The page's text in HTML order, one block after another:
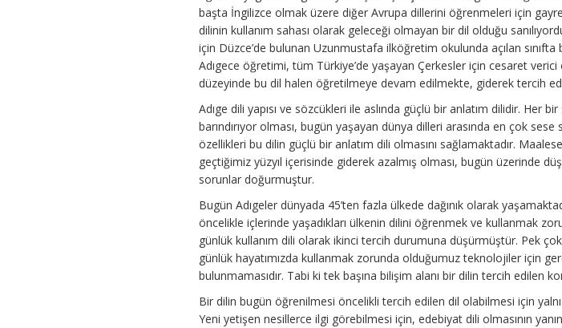
başta İngilizce olmak üzere diğer Avrupa dillerini öğrenmeleri için
dilinin kullanım sahası olarak geleceği olmayan bir dil olduğu
için Düzce’de bulunan Uzunmustafa ilköğretim okulunda açılan
Adıgece öğretimi, tüm Türkiye’de yaşayan Çerkesler için cesaret
düzeyinde bu dil halen öğretilmeye devam edilmekte, giderek tercih
Adıge dili yapısı ve sözcükleri ile aslında güçlü bir anlatım dilidir. Her
barındırıyor olması, bugün yaşayan dünya dilleri arasında en çok
özellikleri bu dilin güçlü bir anlatım dili olmasını sağlamaktadır.
geçtiğimiz yüzyıl içerisinde giderek azalmış olması, bugün üzerinde
sorunlar doğurmuştur.
Bugün Adıgeler dünyada 45’ten fazla ülkede dağınık olarak
öncelikle içlerinde yaşadıkları ülkenin dilini öğrenmek ve kullanmak
günlük kullanım dili olarak ikinci tercih durumuna düşürmüştür. Pek
günlük hayatımızda kullanmak zorunda olduğumuz teknolojiler için
bulunmamasıdır. Tabi ki tek başına bilişim alanı bir dilin tercih edilen
Bir dilin bugün öğrenilmesi öncelikli tercih edilen dil olabilmesi için
Yeni yetişen nesillerce ilgi görebilmesi için, edebiyat dili olmasının